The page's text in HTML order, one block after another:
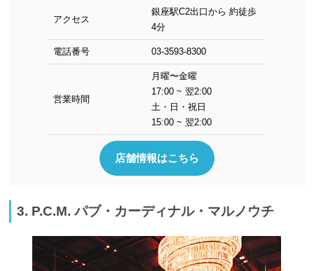
アクセス
銀座駅C2出口から 約徒歩
4分
電話番号 03-3593-8300
営業時間
月曜〜金曜
17:00 ~ 翌2:00
土・日・祝日
15:00 ~ 翌2:00
店舗情報はこちら
3. P.C.M. パブ・カーディナル・マルノウチ